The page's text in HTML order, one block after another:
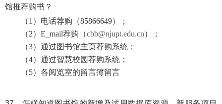
馆推荐购书？
（1）电话荐购（85866649）；
（2）E_mail荐购（cbb@njupt.edu.cn）；
（3）通过图书馆主页荐购系统；
（4）通过智慧校园荐购系统；
（5）各阅览室的留言簿留言